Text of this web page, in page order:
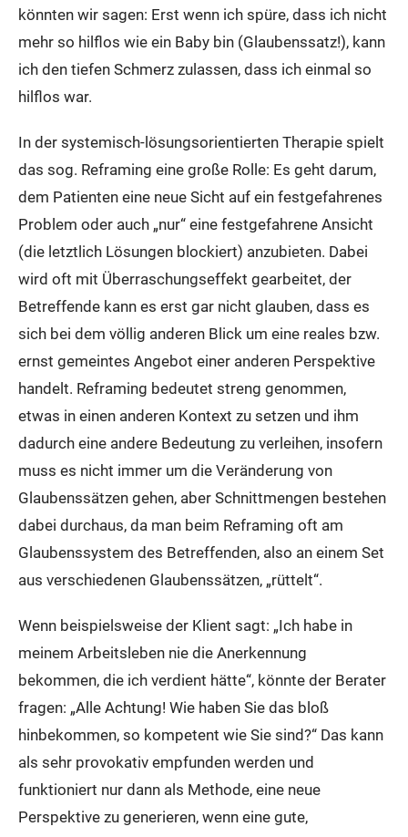
könnten wir sagen: Erst wenn ich spüre, dass ich nicht
mehr so hilflos wie ein Baby bin (Glaubenssatz!), kann
ich den tiefen Schmerz zulassen, dass ich einmal so
hilflos war.
In der systemisch-lösungsorientierten Therapie spielt
das sog. Reframing eine große Rolle: Es geht darum,
dem Patienten eine neue Sicht auf ein festgefahrenes
Problem oder auch „nur“ eine festgefahrene Ansicht
(die letztlich Lösungen blockiert) anzubieten. Dabei
wird oft mit Überraschungseffekt gearbeitet, der
Betreffende kann es erst gar nicht glauben, dass es
sich bei dem völlig anderen Blick um eine reales bzw.
ernst gemeintes Angebot einer anderen Perspektive
handelt. Reframing bedeutet streng genommen,
etwas in einen anderen Kontext zu setzen und ihm
dadurch eine andere Bedeutung zu verleihen, insofern
muss es nicht immer um die Veränderung von
Glaubenssätzen gehen, aber Schnittmengen bestehen
dabei durchaus, da man beim Reframing oft am
Glaubenssystem des Betreffenden, also an einem Set
aus verschiedenen Glaubenssätzen, „rüttelt“.
Wenn beispielsweise der Klient sagt: „Ich habe in
meinem Arbeitsleben nie die Anerkennung
bekommen, die ich verdient hätte“, könnte der Berater
fragen: „Alle Achtung! Wie haben Sie das bloß
hinbekommen, so kompetent wie Sie sind?“ Das kann
als sehr provokativ empfunden werden und
funktioniert nur dann als Methode, eine neue
Perspektive zu generieren, wenn eine gute,